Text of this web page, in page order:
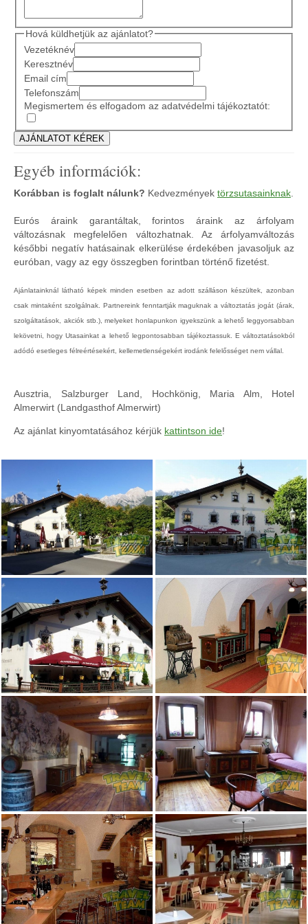
Hová küldhetjük az ajánlatot?
Vezetéknév
Keresztnév
Email cím
Telefonszám
Megismertem és elfogadom az adatvédelmi tájékoztatót:
Egyéb információk:
Korábban is foglalt nálunk? Kedvezmények törzsutasainknak.
Eurós áraink garantáltak, forintos áraink az árfolyam
változásnak megfelelően változhatnak. Az árfolyamváltozás
későbbi negatív hatásainak elkerülése érdekében javasoljuk az
euróban, vagy az egy összegben forintban történő fizetést.
Ajánlatainknál látható képek minden esetben az adott szálláson készültek, azonban
csak mintaként szolgálnak. Partnereink fenntartják maguknak a változtatás jogát (árak,
szolgáltatások, akciók stb.), melyeket honlapunkon igyekszünk a lehető leggyorsabban
lekövetni, hogy Utasainkat a lehető legpontosabban tájékoztassuk. E változtatásokból
adódó esetleges félreértésekért, kellemetlenségekért irodánk felelősséget nem vállal.
Ausztria, Salzburger Land, Hochkönig, Maria Alm, Hotel
Almerwirt (Landgasthof Almerwirt)
Az ajánlat kinyomtatásához kérjük kattintson ide!